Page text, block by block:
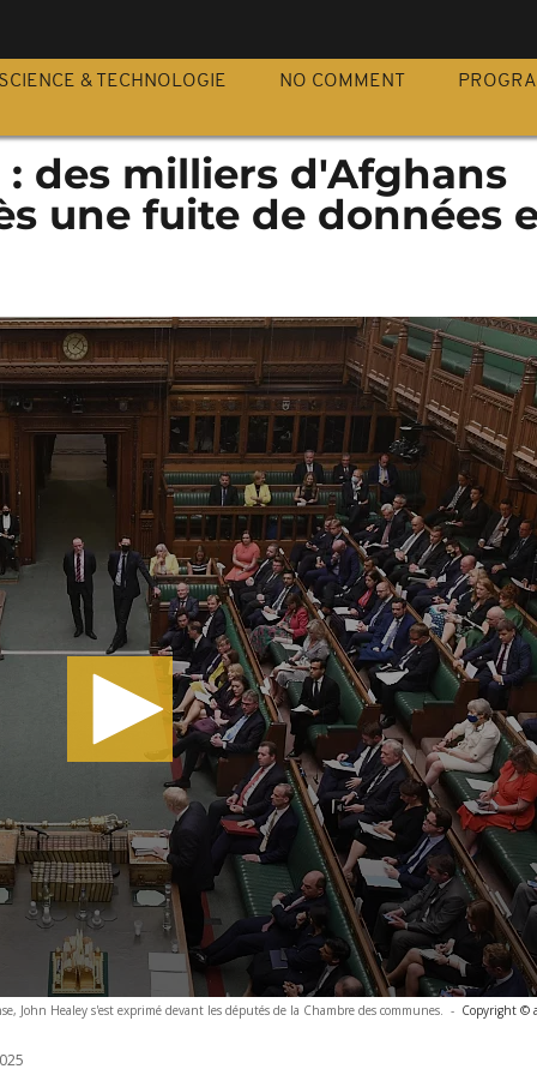
SCIENCE & TECHNOLOGIE NO COMMENT
: des milliers d'Afghans
une fuite de données
John Healey s'est exprimé devant les députés de la Chambre des communes. - Copyright ©